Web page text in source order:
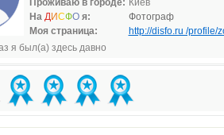
Проживаю в городе: Киев
На ДИСФОя:
Фотограф
Моя страница:
http://disfo.ru /profile/
я был(а) здесь давно